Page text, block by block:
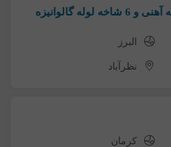
البرز
نظرآباد
کرمان